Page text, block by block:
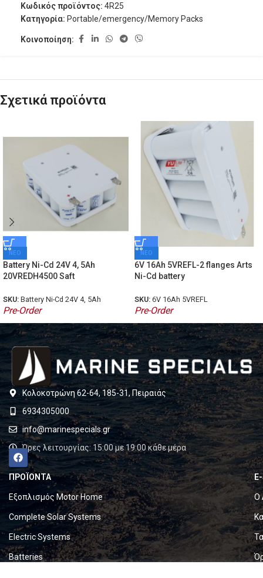
Κωδικός προϊόντος: 4R25
Κατηγορία: Portable/emergency/Memory Packs
Κοινοποίηση:
Σχετικά προϊόντα
ΝΕΟ
Battery Ni-Cd 24V 4, 5Ah
20VREDH4500 Saft
SKU: Battery Ni-Cd 24V 4, 5Ah
Pre-Order
ΝΕΟ
6V 16Ah 5VREFL-2 flanges Arts
Ni-Cd battery
SKU: 6V 16Ah 5VREFL
Pre-Order
Κολοκοτρώνη 62-64, 185-31, Πειραιάς
6934305000
info@marinespecials.gr
Ώρες λειτουργίας: 15:00 με 19:00 κάθε μέρα
ΠΡΟΪΟΝΤΑ
Εξοπλισμός Motor Home
Complete Solar Systems
Electric Systems
Batteries
Ο